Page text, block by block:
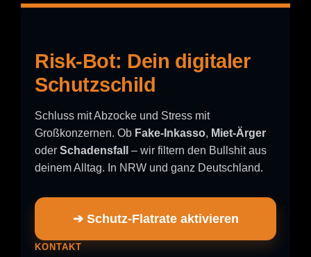
Risk-Bot: Dein digitaler
Schutzschild
Schluss mit Abzocke und Stress mit
Großkonzernen. Ob Fake-Inkasso, Miet-Ärger
oder Schadensfall
– wir filtern den Bullshit aus
deinem Alltag. In NRW und ganz Deutschland.
➔ Schutz-Flatrate aktivieren
KONTAKT